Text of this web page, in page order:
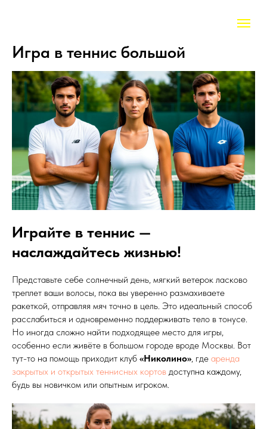
Игра в теннис большой
Играйте в теннис —
наслаждайтесь жизнью!
Представьте себе солнечный день, мягкий ветерок ласково
треплет ваши волосы, пока вы уверенно размахиваете
ракеткой, отправляя мяч точно в цель. Это идеальный способ
расслабиться и одновременно поддерживать тело в тонусе.
Но иногда сложно найти подходящее место для игры,
особенно если живёте в большом городе вроде Москвы. Вот
тут-то на помощь приходит клуб «Николино», где аренда
закрытых и открытых теннисных кортов доступна каждому,
будь вы новичком или опытным игроком.